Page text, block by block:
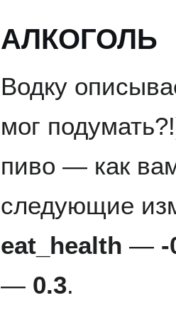
АЛКОГОЛЬ
Водку
мог
пиво — как
следующие
eat_health — -
— 0.3.